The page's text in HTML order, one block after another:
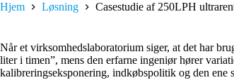
Hjem Løsning Casestudie af 250LPH
Når et virksomhedslaboratorium siger, at det har
liter i timen”, mens den erfarne ingeniør hører
kalibreringseksponering, indkøbspolitik og den ene